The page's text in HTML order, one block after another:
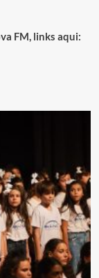
FM, links aqui: